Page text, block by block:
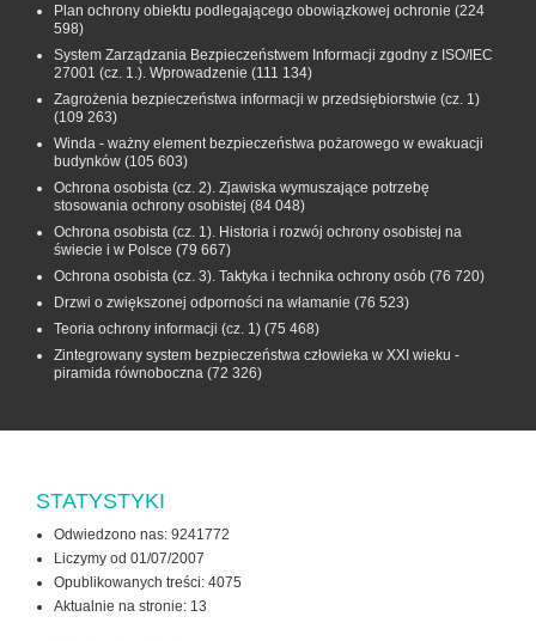
Plan ochrony obiektu podlegającego obowiązkowej ochronie (224
598)
System Zarządzania Bezpieczeństwem Informacji zgodny z ISO/IEC
27001 (cz. 1.). Wprowadzenie (111 134)
Zagrożenia bezpieczeństwa informacji w przedsiębiorstwie (cz. 1)
(109 263)
Winda - ważny element bezpieczeństwa pożarowego w ewakuacji
budynków (105 603)
Ochrona osobista (cz. 2). Zjawiska wymuszające potrzebę
stosowania ochrony osobistej (84 048)
Ochrona osobista (cz. 1). Historia i rozwój ochrony osobistej na
świecie i w Polsce (79 667)
Ochrona osobista (cz. 3). Taktyka i technika ochrony osób (76 720)
Drzwi o zwiększonej odporności na włamanie (76 523)
Teoria ochrony informacji (cz. 1) (75 468)
Zintegrowany system bezpieczeństwa człowieka w XXI wieku -
piramida równoboczna (72 326)
STATYSTYKI
Odwiedzono nas: 9241772
Liczymy od 01/07/2007
Opublikowanych treści: 4075
Aktualnie na stronie: 13